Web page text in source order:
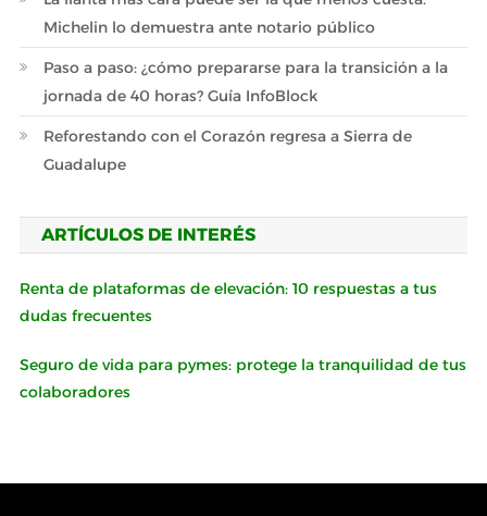
Michelin lo demuestra ante notario público
Paso a paso: ¿cómo prepararse para la transición a la
jornada de 40 horas? Guía InfoBlock
Reforestando con el Corazón regresa a Sierra de
Guadalupe
ARTÍCULOS DE INTERÉS
Renta de plataformas de elevación: 10 respuestas a tus
dudas frecuentes
Seguro de vida para pymes: protege la tranquilidad de tus
colaboradores